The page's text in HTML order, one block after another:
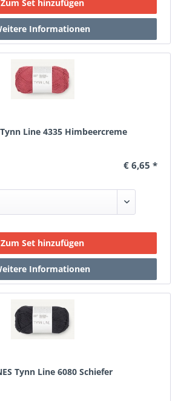
Tynn Line 4335 Himbeercreme
€ 6,65 *
Tynn Line 6080 Schiefer